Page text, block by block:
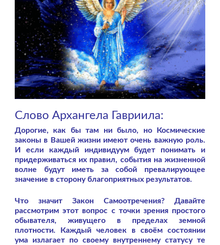
Слово Архангела Гавриила:
Дорогие, как бы там ни было, но Космические
законы в Вашей жизни имеют очень важную роль.
И если каждый индивидуум будет понимать и
придерживаться их правил, события на жизненной
волне будут иметь за собой превалирующее
значение в сторону благоприятных результатов.
Что значит Закон Самоотречения? Давайте
рассмотрим этот вопрос с точки зрения простого
обывателя, живущего в пределах земной
плотности. Каждый человек в своём состоянии
ума излагает по своему внутреннему статусу те